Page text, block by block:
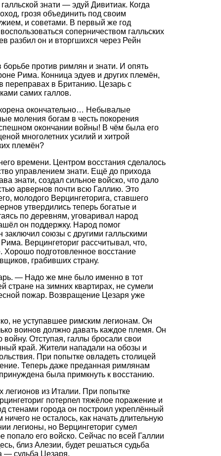
знати — эдуй Дивитиак. Когда
грозя объединить под своим
и советами. В первый же год
соперничеством галльских
разбил он и вторгшихся через Рейн
против римлян и знати. И опять
Рима. Конница эдуев и других племён,
переправах в Британию. Цезарь с
самих галлов.
окончательно… Небывалые
моления богам в честь покорения
окончании войны! В чём была его
многолетних усилий и хитрой
племён?
времени. Центром восстания сделалось
управлением знати. Ещё до прихода
знати, создал сильное войско, что дало
арвернов почти всю Галлию. Это
молодого Верцингеторига, ставшего
утвердились теперь богатые и
по деревням, уговаривал народ
он поддержку. Народ помог
заключил союзы с другими галльскими
Верцингеториг рассчитывал, что,
Хорошо подготовленное восстание
грабивших страну.
— Надо же мне было именно в тот
стране на зимних квартирах, не сумели
пожар. Возвращение Цезаря уже
не уступавшее римским легионам. Он
воинов должно давать каждое племя. Он
войну. Отступая, галлы бросали свои
край. Жители нападали на обозы и
При попытке овладеть столицей
Теперь даже преданная римлянам
была примкнуть к восстанию.
из Италии. При попытке
потерпел тяжёлое поражение и
стенами города он построил укреплённый
не осталось, как начать длительную
легионы, но Верцингеториг сумел
попало его войско. Сейчас по всей Галлии
близ Алезии, будет решаться судьба
— судьба Цезаря.